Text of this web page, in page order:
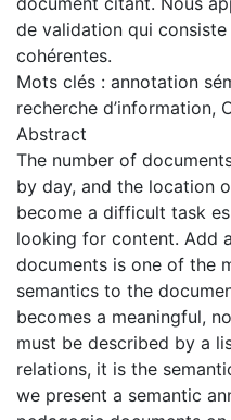
de validation qui
cohérentes.
Mots clés : annotation
recherche d’information,
Abstract
The number of
by day, and the location
become a difficult task
looking for content. Add
documents is one of the
semantics to the
becomes a meaningful,
must be described by a
relations, it is the
we present a semantic